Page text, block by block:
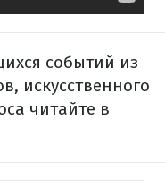
событий из
искусственного
читайте в